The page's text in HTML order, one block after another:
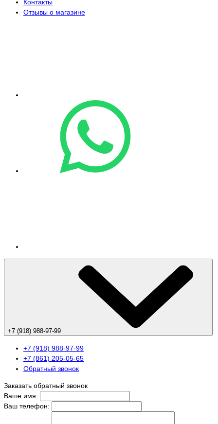
Контакты
Отзывы о магазине
+7 (918) 988-97-99
+7 (918) 988-97-99
+7 (861) 205-05-65
Обратный звонок
Заказать обратный звонок
Ваше имя:
Ваш телефон: